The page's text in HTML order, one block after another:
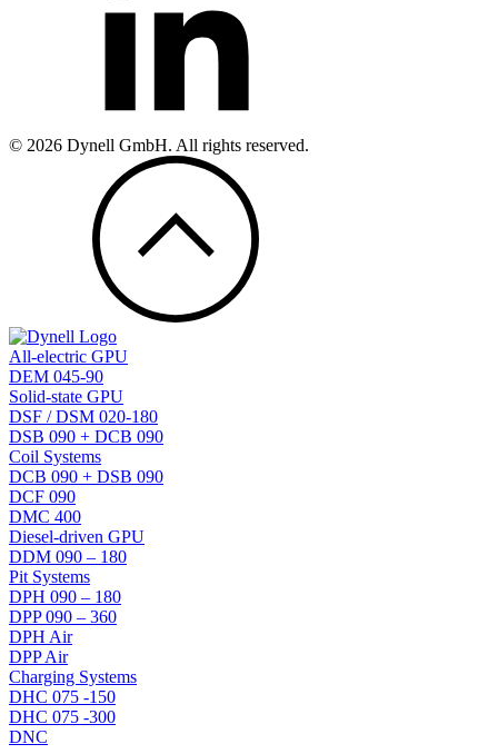
© 2026 Dynell GmbH. All rights reserved.
All-electric GPU
DEM 045-90
Solid-state GPU
DSF / DSM 020-180
DSB 090 + DCB 090
Coil Systems
DCB 090 + DSB 090
DCF 090
DMC 400
Diesel-driven GPU
DDM 090 – 180
Pit Systems
DPH 090 – 180
DPP 090 – 360
DPH Air
DPP Air
Charging Systems
DHC 075 -150
DHC 075 -300
DNC